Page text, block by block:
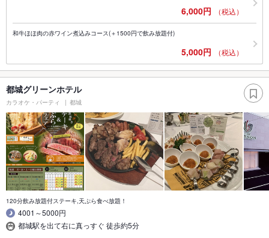
6,000円 （税込）
和牛ほほ肉の赤ワイン煮込みコース(＋1500円で飲み放題付)
5,000円 （税込）
都城グリーンホテル
カラオケ・パーティ 都城
120分飲み放題付ステーキ,天ぷら食べ放題！
4001～5000円
都城駅を出て右に真っすぐ 徒歩約5分